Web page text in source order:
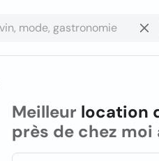
Meilleur location
près de chez moi